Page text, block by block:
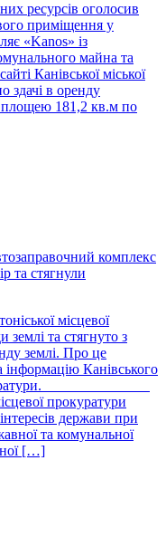
ресурсів оголосив
приміщення у
«Kanos» із
майна та
Канівської міської
здачі в оренду
площею 181,2 кв.м по
комплекс
та стягнули
місцевої
землі та стягнуто з
землі. Про це
інформацію Канівського
прокуратури.
прокуратури
держави при
та комунальної
[…]